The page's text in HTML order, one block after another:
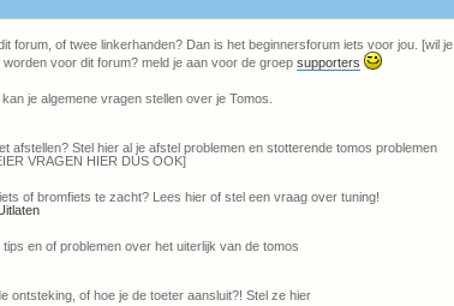
forum, of twee linkerhanden? Dan is het beginnersforum iets voor jou. [wil je
voor dit forum? meld je aan voor de groep supporters
je algemene vragen stellen over je Tomos.
afstellen? Stel hier al je afstel problemen en stotterende tomos problemen
VRAGEN HIER DUS OOK]
of bromfiets te zacht? Lees hier of stel een vraag over tuning!
tips en of problemen over het uiterlijk van de tomos
ontsteking, of hoe je de toeter aansluit?! Stel ze hier